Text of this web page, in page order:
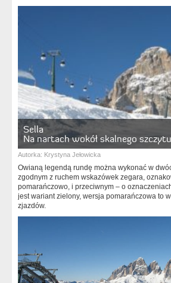
Sella
Na nartach wokół skalnego szczytu
Autorka: Krystyna Jełowicka
Owianą legendą rundę można wykonać w
zgodnym z ruchem wskazówek zegara,
pomarańczowo, i przeciwnym – o
jest wariant zielony, wersja pomarańczowa to
zjazdów.